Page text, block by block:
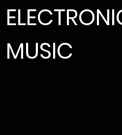
MUSIC